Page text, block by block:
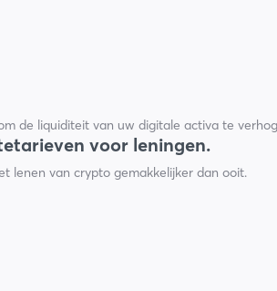
de liquiditeit van uw digitale activa te
voor leningen.
lenen van crypto gemakkelijker dan ooit.